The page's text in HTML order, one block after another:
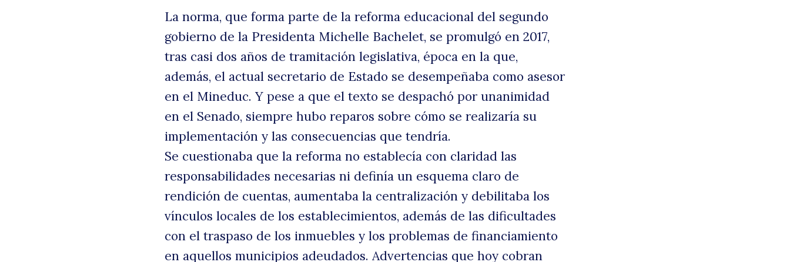
la
Buscar
La norma, que forma parte de la reforma educacional del segundo
gobierno de la Presidenta Michelle Bachelet, se promulgó en 2017,
tras casi dos años de tramitación legislativa, época en la que,
además, el actual secretario de Estado se desempeñaba como asesor
en el Mineduc. Y pese a que el texto se despachó por unanimidad
en el Senado, siempre hubo reparos sobre cómo se realizaría su
implementación y las consecuencias que tendría.
Se cuestionaba que la reforma no establecía con claridad las
responsabilidades necesarias ni definía un esquema claro de
rendición de cuentas, aumentaba la centralización y debilitaba los
vínculos locales de los establecimientos, además de las dificultades
con el traspaso de los inmuebles y los problemas de financiamiento
en aquellos municipios adeudados. Advertencias que hoy cobran